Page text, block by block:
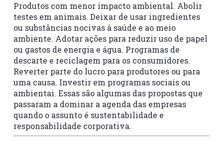
Produtos com menor impacto ambiental. Abolir
testes em animais. Deixar de usar ingredientes
ou substâncias nocivas à saúde e ao meio
ambiente. Adotar ações para reduzir uso de papel
ou gastos de energia e água. Programas de
descarte e reciclagem para os consumidores.
Reverter parte do lucro para produtores ou para
uma causa. Investir em programas sociais ou
ambientai. Essas são algumas das propostas que
passaram a dominar a agenda das empresas
quando o assunto é sustentabilidade e
responsabilidade corporativa.